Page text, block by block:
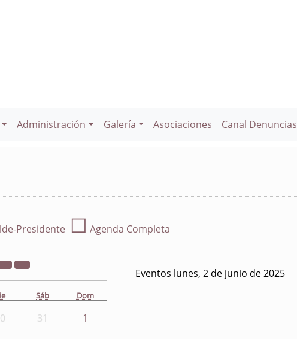
Administración Galería Asociaciones Canal Denuncias
Presidente ☐ Agenda Completa
Sáb Dom
31 1
Eventos lunes, 2 de junio de 2025